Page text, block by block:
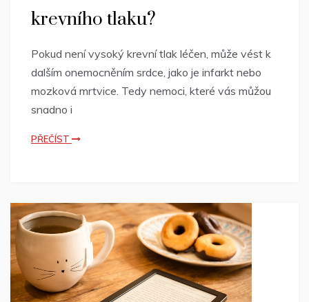
krevního tlaku?
Pokud není vysoký krevní tlak léčen, může vést k
dalším onemocněním srdce, jako je infarkt nebo
mozková mrtvice. Tedy nemoci, které vás můžou
snadno i
PŘEČÍST